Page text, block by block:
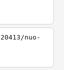
nuo-